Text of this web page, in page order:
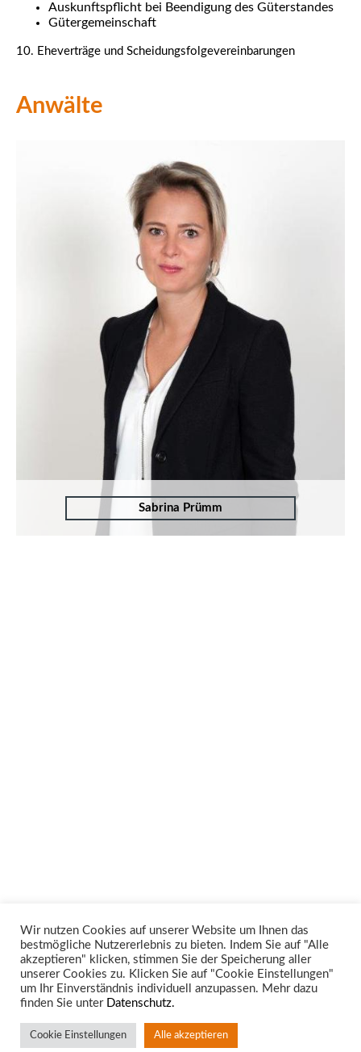
Auskunftspflicht bei Beendigung des Güterstandes
Gütergemeinschaft
10. Eheverträge und Scheidungsfolgevereinbarungen
Anwälte
Sabrina Prümm
Unsere Rechtsgebiete
Wir nutzen Cookies auf unserer Website um Ihnen das
bestmögliche Nutzererlebnis zu bieten. Indem Sie auf "Alle
akzeptieren" klicken, stimmen Sie der Speicherung aller
unserer Cookies zu. Klicken Sie auf "Cookie Einstellungen"
um Ihr Einverständnis individuell anzupassen. Mehr dazu
finden Sie unter Datenschutz.
Cookie Einstellungen Alle akzeptieren